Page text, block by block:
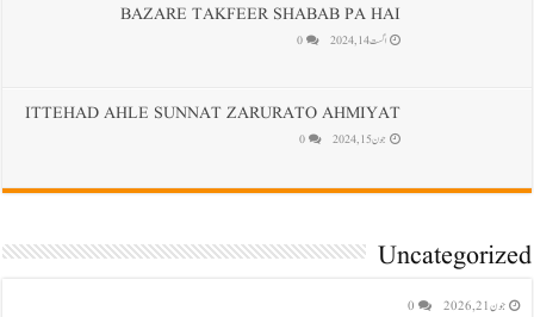
BAZARE TAKFEER SHABAB PA HAI
اگست 14, 2024 0
ITTEHAD AHLE SUNNAT ZARURATO AHMIYAT
جون 15, 2024 0
Uncategorized
جون 21, 2026 0